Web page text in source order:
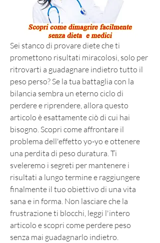
Sei stanco di provare diete che ti
promettono risultati miracolosi, solo per
ritrovarti a guadagnare indietro tutto il
peso perso? Se la tua battaglia con la
bilancia sembra un eterno ciclo di
perdere e riprendere, allora questo
articolo è esattamente ciò di cui hai
bisogno. Scopri come affrontare il
problema dell'effetto yo-yo e ottenere
una perdita di peso duratura. Ti
sveleremo i segreti per mantenere i
risultati a lungo termine e raggiungere
finalmente il tuo obiettivo di una vita
sana e in forma. Non lasciare che la
frustrazione ti blocchi, leggi l'intero
articolo e scopri come perdere peso
senza mai guadagnarlo indietro.